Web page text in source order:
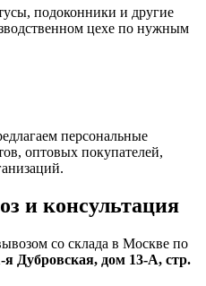
подоконники и другие
цехе по нужным
персональные
оптовых покупателей,
и консультация
со склада в Москве по
я Дубровская, дом 13-А, стр.